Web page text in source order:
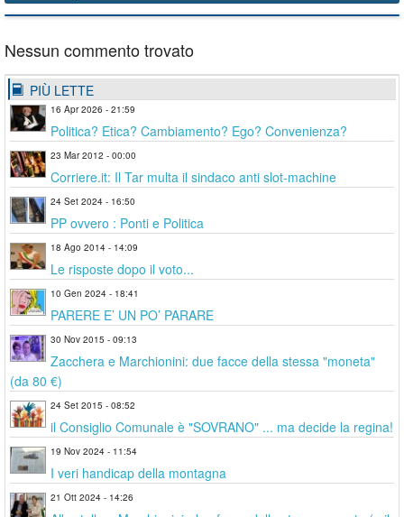
Nessun commento trovato
PIÙ LETTE
16 Apr 2026 - 21:59
Politica? Etica? Cambiamento? Ego? Convenienza?
23 Mar 2012 - 00:00
Corriere.it: Il Tar multa il sindaco anti slot-machine
24 Set 2024 - 16:50
PP ovvero : Ponti e Politica
18 Ago 2014 - 14:09
Le risposte dopo il voto...
10 Gen 2024 - 18:41
PARERE E’ UN PO’ PARARE
30 Nov 2015 - 09:13
Zacchera e Marchionini: due facce della stessa "moneta"
(da 80 €)
24 Set 2015 - 08:52
il Consiglio Comunale è "SOVRANO" ... ma decide la regina!
19 Nov 2024 - 11:54
I veri handicap della montagna
21 Ott 2024 - 14:26